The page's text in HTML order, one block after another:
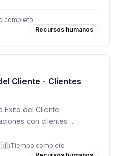
completo
Recursos humanos
Cliente - Clientes
Éxito del Cliente
con clientes
y valor a largo plazo.
Tiempo completo